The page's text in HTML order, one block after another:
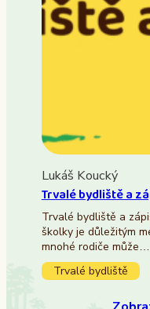
Lukáš Koucký
Trvalé bydliště a
Trvalé bydliště a
školky je důležitým
mnohé rodiče může…
Trvalé bydliště